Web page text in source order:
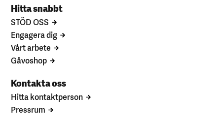
Hitta snabbt
STÖD OSS
Engagera dig
Vårt arbete
Gåvoshop
Kontakta oss
Hitta kontaktperson
Pressrum